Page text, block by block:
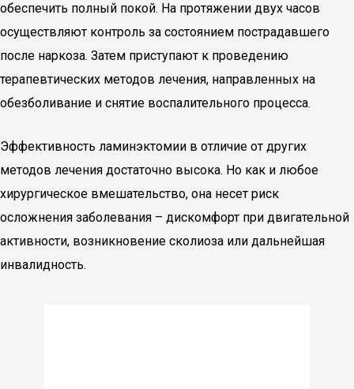
обеспечить полный покой. На протяжении двух часов
осуществляют контроль за состоянием пострадавшего
после наркоза. Затем приступают к проведению
терапевтических методов лечения, направленных на
обезболивание и снятие воспалительного процесса.
Эффективность ламинэктомии в отличие от других
методов лечения достаточно высока. Но как и любое
хирургическое вмешательство, она несет риск
осложнения заболевания – дискомфорт при двигательной
активности, возникновение сколиоза или дальнейшая
инвалидность.